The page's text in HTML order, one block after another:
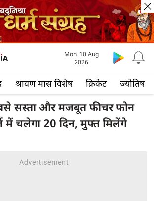
श्रावण मास विशेष क्रिकेट ज्योतिष
Mon, 10 Aug
2026
सस्ता और मजबूत फीचर फोन
में चलेगा 20 दिन, मुफ्त मिलेंगे